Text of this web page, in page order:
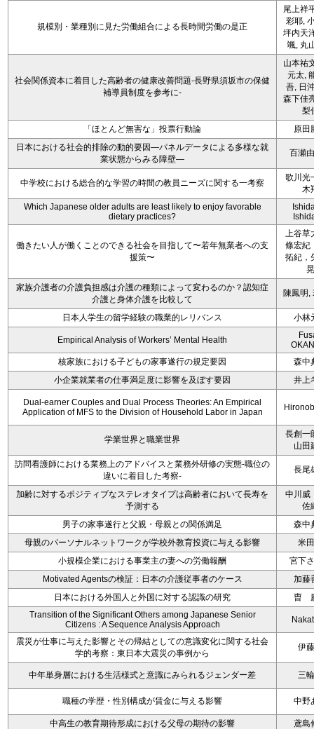
規模別・業種別に見た労働組合による長時間労働の是正
尾上祥
彩耶,
坪内天
颯, 丸
社会関係資本に着目した高齢者の健康改善問題-長野県須坂市の保健
補導員制度を参考に-
山本祐
元太,
吾, 日
森下佳
梨
「ほとんど無害な」投票行動論
原田
日本における社会的排除の動的要因―パネルデータによる多様な就
業状態からみる障壁―
百瀬
中学校における総合的な学習の時間の教員ニーズに関する一考察
歌川光
木
Which Japanese older adults are least likely to enjoy favorable
dietary practices?
働きたい人が働くことのできる社会を目指して〜若年無業者への支
援策〜
上谷草
條宏紀
拓紀，
晃
家族介護者の介護負担感は介護の種類によって変わるのか？認知症
介護と身体介護を比較して
陳鳳明,
日本人学生の留学経験の職業的レリバンス 小林
Empirical Analysis of Workers’ Mental Health
核家族における子どもの家事遂行の規定要因
森中
小企業就業者の仕事満足度に影響を及ぼす要因
井上
Dual-earner Couples and Dual Process Theories: An Empirical
Application of MFS to the Division of Household Labor in Japan
学業世界と職業世界
長創一
山田
訪問看護師における業務上のアドバイスと業務外研修の実態-職位の
違いに着目した考察-
長尾
加齢に対するポジティブなステレオタイプは高齢者において長寿を
予測する
中川威
佐
男子の家事遂行と父親・母親との関係満足
森中
母親のパーソナルネットワークが学校外教育投資に与える影響
米
小規模企業における事業主の妻への労働報酬
宮下
Motivated Agentsの検証：日本の介護従事者のケース
加藤
日本における外国人と外国に対する認識の研究
曺
Transition of the Significant Others among Japanese Senior
Citizens : A Sequence Analysis Approach
震災が仕事に与えた影響とその帰結としての意識変化に関する社会
学的考察：東日本大震災の事例から
伊
中年単身層における生活様式と意識にみられるジェンダー差 三
職種の学歴・性別構成が賃金に与える影響 中野
中高生の教育期待形成における父母の期待の影響
鳶島